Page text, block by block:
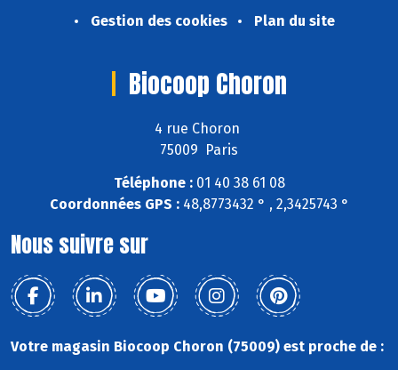
Gestion des cookies
Plan du site
Biocoop Choron
4 rue Choron
75009 Paris
Téléphone :01 40 38 61 08
Coordonnées GPS :48,8773432 ° , 2,3425743 °
Nous suivre sur
Votre magasin Biocoop Choron (75009) est proche de :